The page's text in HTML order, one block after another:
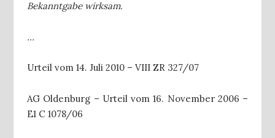
Bekanntgabe wirksam.
…
Urteil vom 14. Juli 2010 – VIII ZR 327/07
AG Oldenburg – Urteil vom 16. November 2006 –
E1 C 1078/06